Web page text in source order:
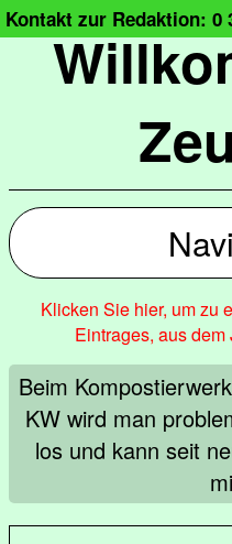
Kontakt zur Redaktion: 0
Klicken Sie hier, um zu
Eintrages, aus
Beim
KW wird man
los und kann seit